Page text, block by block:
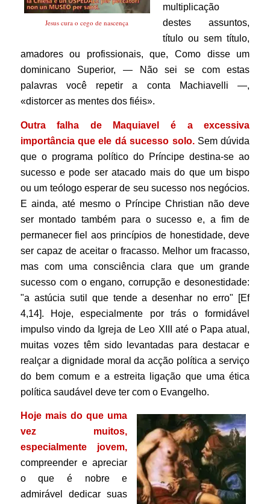
Jesus cura o cego de nascença
multiplicação
destes assuntos,
título ou sem título,
amadores ou profissionais, que, Como disse um
dominicano Superior, — Não sei se com estas
palavras você repetir a conta Machiavelli —,
«distorcer as mentes dos fiéis».
Outra falha de Maquiavel é a excessiva
importância que ele dá sucesso solo.Sem dúvida
que o programa político do Príncipe destina-se ao
sucesso e pode ser atacado mais do que um bispo
ou um teólogo esperar de seu sucesso nos negócios.
E ainda, até mesmo o Príncipe Christian não deve
ser montado também para o sucesso e, a fim de
permanecer fiel aos princípios de honestidade, deve
ser capaz de aceitar o fracasso. Melhor um fracasso,
mas com uma consciência clara que um grande
sucesso com o engano, corrupção e desonestidade:
"a astúcia sutil que tende a desenhar no erro" [Ef
4,14].
Hoje, especialmente por trás o formidável
impulso vindo da Igreja de Leo XIII até o Papa atual,
muitas vozes têm sido levantadas para destacar e
realçar a dignidade moral da acção política a serviço
do bem comum e a estreita ligação que uma ética
política saudável deve ter com o Evangelho.
Hoje mais do que uma
vez muitos,
especialmente jovem,
compreender e apreciar
o que é nobre e
admirável dedicar suas